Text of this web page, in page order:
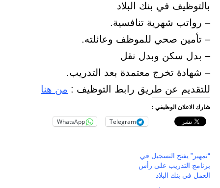
بالتوظيف في بنك البلاد
– رواتب شهرية تنافسية.
– تأمين صحي للموظف وعائلته.
– بدل سكن وبدل نقل
– شهادة تخرج معتمدة بعد التدريب.
للتقديم عن طريق رابط التوظيف : من هنا
شارك الاعلان الوظيفي :
Telegram
WhatsApp
“تمهير” يفتح التسجيل في
برنامج التدريب على رأس
العمل في بنك البلاد